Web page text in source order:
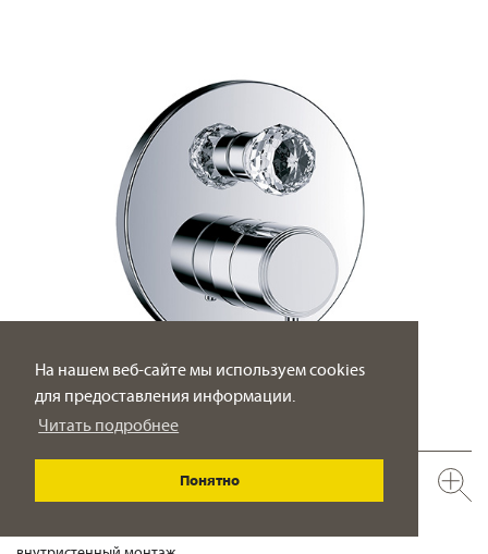
На нашем веб-сайте мы используем cookies
для предоставления информации.
Читать подробнее
Понятно
Термостат для душа с запорно-переключающим вентилем